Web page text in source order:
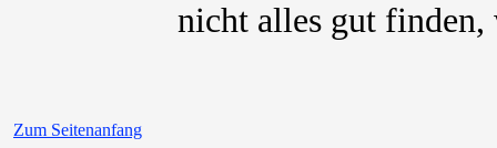
nicht alles gut finden,
Zum Seitenanfang